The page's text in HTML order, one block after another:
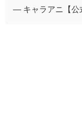
— キャラアニ【公